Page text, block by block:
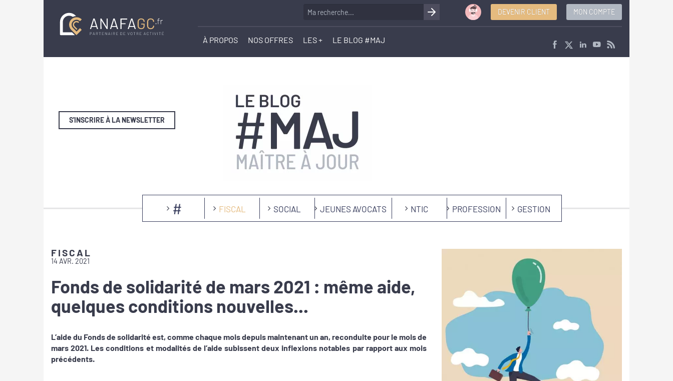
DEVENIR CLIENT MON COMPTE
À PROPOS NOS OFFRES LES + LE BLOG #MAJ
S'INSCRIRE À LA NEWSLETTER
# FISCAL SOCIAL JEUNES AVOCATS NTIC PROFESSION GESTION
FISCAL
14 AVR. 2021
Fonds de solidarité de mars 2021 : même aide,
quelques conditions nouvelles...
L’aide du Fonds de solidarité est, comme chaque mois depuis maintenant un an, reconduite pour le mois de
mars 2021. Les conditions et modalités de l’aide subissent deux inflexions notables par rapport aux mois
précédents.